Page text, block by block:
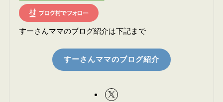
すーさんママのブログ紹介は下記まで
すーさんママのブログ紹介